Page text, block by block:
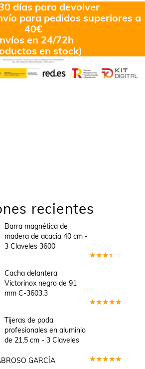
días para devolver
para pedidos superiores a
40€
en 24/72h
en stock)
recientes
Barra magnética de
madera de acacia 40 cm -
3 Claveles 3600
Cacha delantera
Victorinox negro de 91
mm C-3603.3
Tijeras de poda
profesionales en aluminio
de 21,5 cm - 3 Claveles
GARCÍA